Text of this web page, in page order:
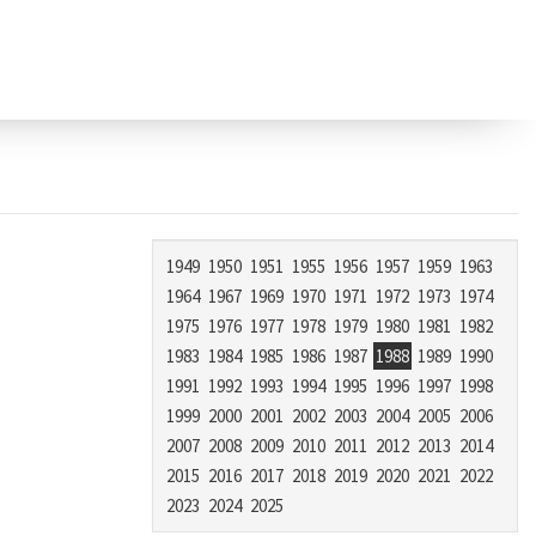
1949 1950 1951 1955 1956 1957 1959 1963
1964 1967 1969 1970 1971 1972 1973 1974
1975 1976 1977 1978 1979 1980 1981 1982
1983 1984 1985 1986 1987 1988 1989 1990
1991 1992 1993 1994 1995 1996 1997 1998
1999 2000 2001 2002 2003 2004 2005 2006
2007 2008 2009 2010 2011 2012 2013 2014
2015 2016 2017 2018 2019 2020 2021 2022
2023 2024 2025